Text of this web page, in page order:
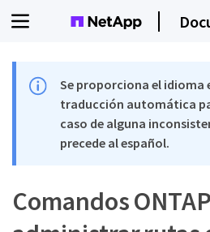
Se proporciona el idioma
traducción automática
caso de alguna
precede al español.
Comandos